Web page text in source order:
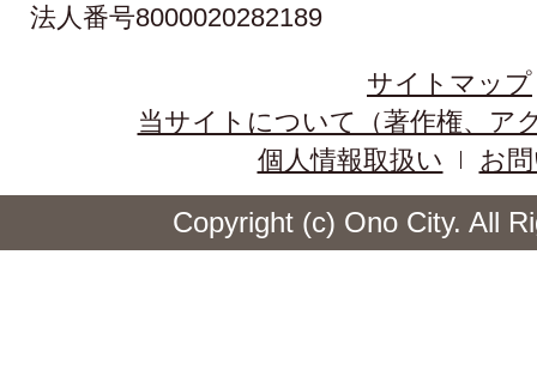
法人番号8000020282189
サイトマップ
当サイトについて（著作権、ア
個人情報取扱い
お
Copyright (c) Ono City. All